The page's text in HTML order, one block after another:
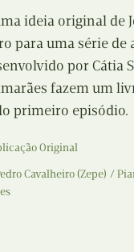
ideia original de
para uma série
por Cátia
fazem um
primeiro episódio.
Original
Cavalheiro (Zepe)